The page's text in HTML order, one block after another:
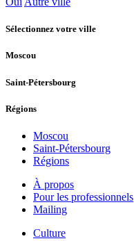
Sélectionnez votre ville
Moscou
Saint-Pétersbourg
Régions
Moscou
Saint-Pétersbourg
Régions
À propos
Pour les professionnels
Mailing
Culture